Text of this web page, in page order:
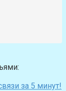
за 5 минут!